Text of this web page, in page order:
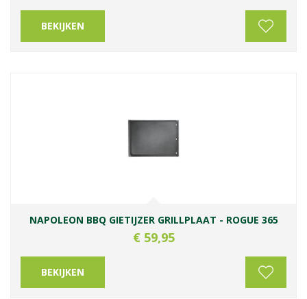
BEKIJKEN
NAPOLEON BBQ GIETIJZER GRILLPLAAT - ROGUE 365
€ 59,95
BEKIJKEN